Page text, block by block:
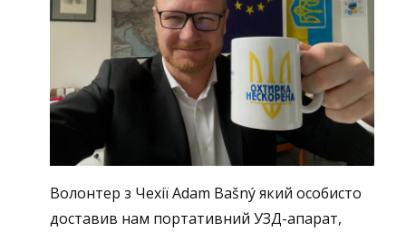
Волонтер з Чехії Adam Bašný який особисто
доставив нам портативний УЗД-апарат,